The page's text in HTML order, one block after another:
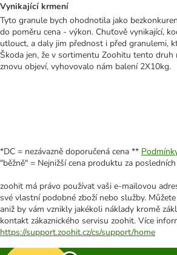
Vynikající krmení
Tyto granule bych ohodnotila jako
do poměru cena - výkon. Chuťově vynikající,
utlouct, a daly jim přednost i před granulemi,
Škoda jen, že v sortimentu Zoohitu tento druh
znovu objeví, vyhovovalo nám balení 2X10kg.
*DC = nezávazně doporučená cena **
"běžně" = Nejnižší cena produktu za
zoohit má právo používat vaši e-mailovou
své vlastní podobné zboží nebo služby.
aniž by vám vznikly jakékoli náklady kromě
kontakt zákaznického servisu zoohit. Více
https://support.zoohit.cz/cs/support/home